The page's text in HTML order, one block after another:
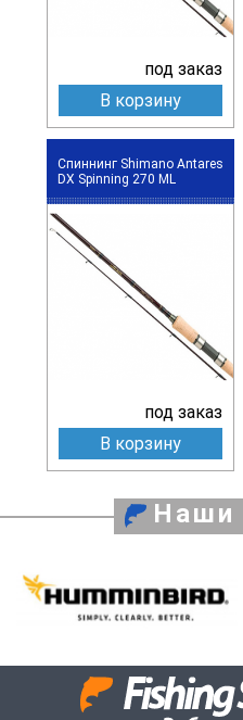
под заказ
В корзину
Спиннинг Shimano Antares
DX Spinning 270 ML
под заказ
В корзину
Наши